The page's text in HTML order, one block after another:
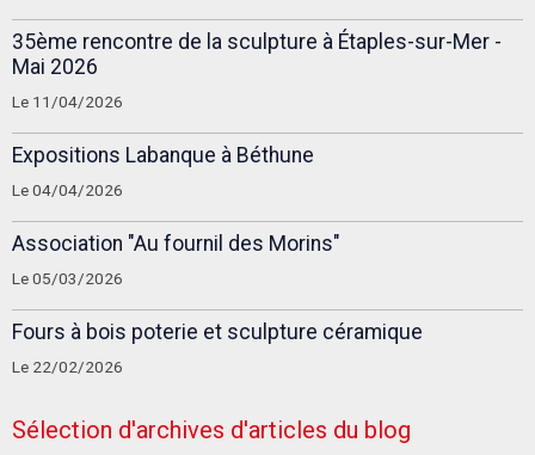
35ème rencontre de la sculpture à Étaples-sur-Mer -
Mai 2026
Le 11/04/2026
Expositions Labanque à Béthune
Le 04/04/2026
Association "Au fournil des Morins"
Le 05/03/2026
Fours à bois poterie et sculpture céramique
Le 22/02/2026
Sélection d'archives d'articles du blog